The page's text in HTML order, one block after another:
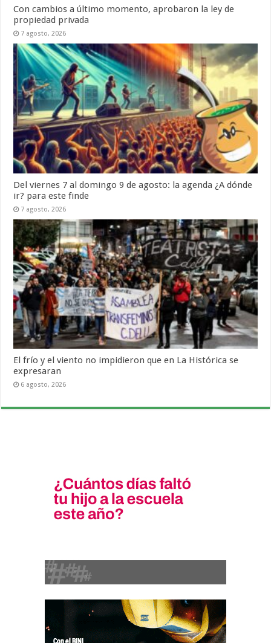
Con cambios a último momento, aprobaron la ley de
propiedad privada
7 agosto, 2026
Del viernes 7 al domingo 9 de agosto: la agenda ¿A dónde
ir? para este finde
7 agosto, 2026
El frío y el viento no impidieron que en La Histórica se
expresaran
6 agosto, 2026